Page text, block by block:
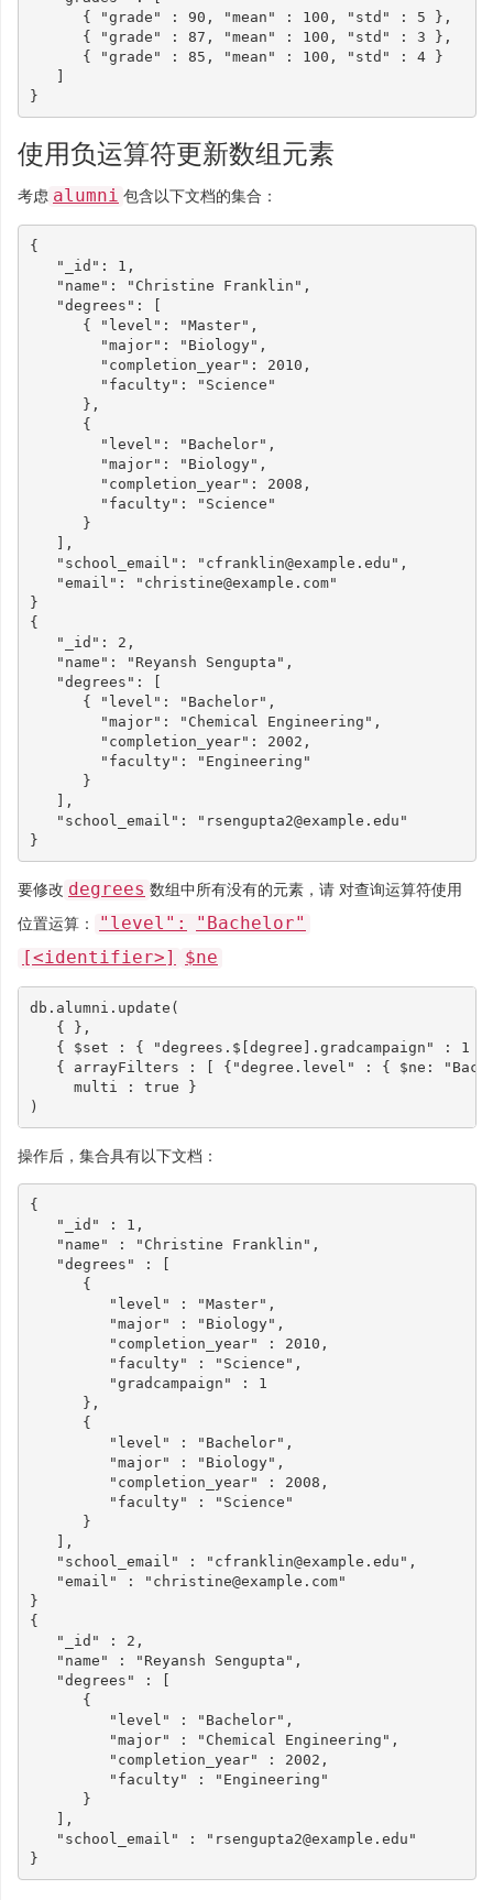
{
"grade" : 90 , "mean" : 100 , "std" : 5
},
{
"grade" : 87 , "mean" : 100 , "std" : 3
},
{
"grade" : 85 , "mean" : 100 , "std" : 4
}
]
}
使用负运算符更新数组元素
考虑 alumni 包含以下文档的集合：
{
"_id" : 1 ,
"name" : "Christine Franklin" ,
"degrees" :
[
{
"level" : "Master" ,
"major" : "Biology" ,
"completion_year" : 2010 ,
"faculty" :
"Science"
},
{
"level" : "Bachelor" ,
"major" : "Biology" ,
"completion_year" : 2008 ,
"faculty" :
"Science"
}
],
"school_email" : "cfranklin@example.edu" ,
"email" :
"christine@example.com"
}
{
"_id" : 2 ,
"name" : "Reyansh Sengupta" ,
"degrees" :
[
{
"level" : "Bachelor" ,
"major" : "Chemical Engineering" ,
"completion_year" : 2002 ,
"faculty" :
"Engineering"
}
],
"school_email" :
"rsengupta2@example.edu"
}
要修改 degrees 数组中所有没有的元素，请 对查询运算符使用
位置运算：
"level":
"Bachelor"
[<identifier>]
$ne
db . alumni . update (
{
},
{
$set : { "degrees.$[degree].gradcampaign" : 1
{
arrayFilters : [ { "degree.level" : { $ne :
multi
: true
}
)
操作后，集合具有以下文档：
{
"_id"
: 1 ,
"name"
: "Christine Franklin" ,
"degrees"
:
[
{
"level"
: "Master" ,
"major"
: "Biology" ,
"completion_year"
: 2010 ,
"faculty"
: "Science" ,
"gradcampaign"
:
1
},
{
"level"
: "Bachelor" ,
"major"
: "Biology" ,
"completion_year"
: 2008 ,
"faculty"
:
"Science"
}
],
"school_email"
: "cfranklin@example.edu" ,
"email"
:
"christine@example.com"
}
{
"_id"
: 2 ,
"name"
: "Reyansh Sengupta" ,
"degrees"
:
[
{
"level"
: "Bachelor" ,
"major"
: "Chemical Engineering" ,
"completion_year"
: 2002 ,
"faculty"
:
"Engineering"
}
],
"school_email"
:
"rsengupta2@example.edu"
}